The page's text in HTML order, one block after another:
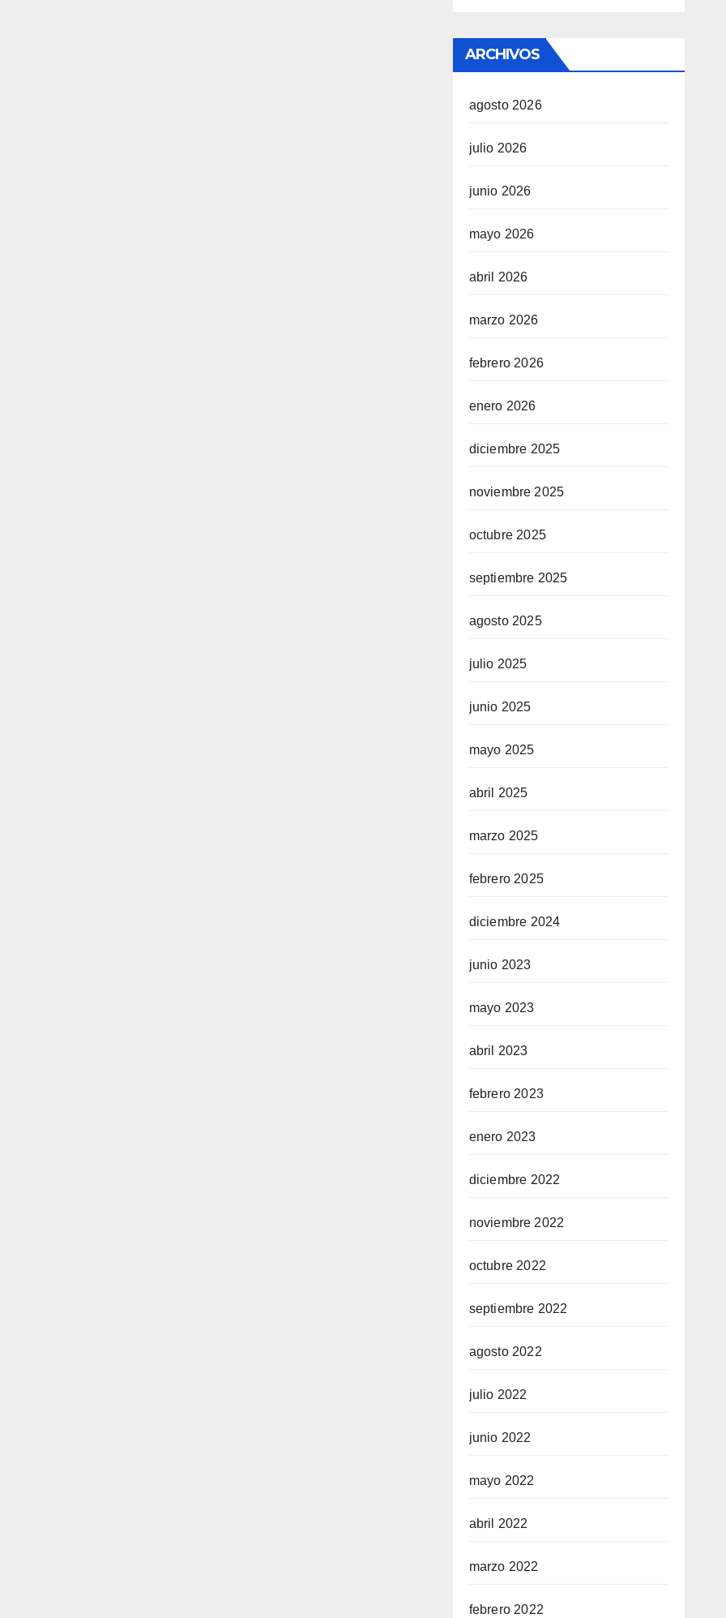
ARCHIVOS
agosto 2026
julio 2026
junio 2026
mayo 2026
abril 2026
marzo 2026
febrero 2026
enero 2026
diciembre 2025
noviembre 2025
octubre 2025
septiembre 2025
agosto 2025
julio 2025
junio 2025
mayo 2025
abril 2025
marzo 2025
febrero 2025
diciembre 2024
junio 2023
mayo 2023
abril 2023
febrero 2023
enero 2023
diciembre 2022
noviembre 2022
octubre 2022
septiembre 2022
agosto 2022
julio 2022
junio 2022
mayo 2022
abril 2022
marzo 2022
febrero 2022